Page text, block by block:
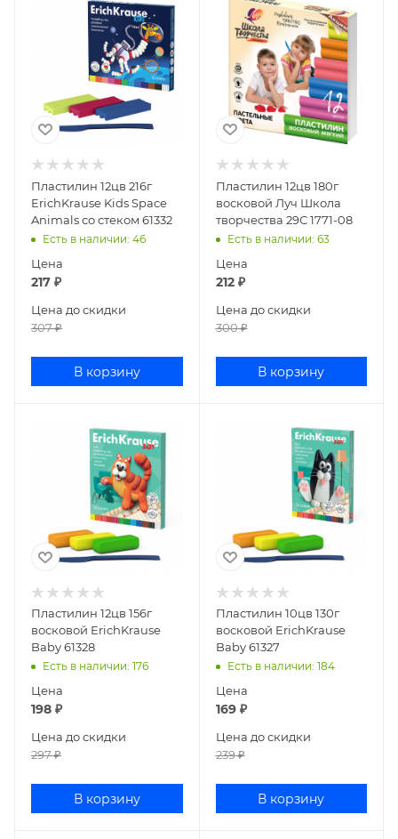
Пластилин 12цв 216г
ErichKrause Kids Space
Animals со стеком 61332
Есть в наличии: 46
Цена
217 ₽
Цена до скидки
307₽
В корзину
Пластилин 12цв 180г
восковой Луч Школа
творчества 29С 1771-08
Есть в наличии: 63
Цена
212₽
Цена до скидки
300₽
В корзину
Пластилин 12цв 156г
восковой ErichKrause
Baby 61328
Есть в наличии: 176
Цена
198 ₽
Цена до скидки
297₽
В корзину
Пластилин 10цв 130г
восковой ErichKrause
Baby 61327
Есть в наличии: 184
Цена
169₽
Цена до скидки
239₽
В корзину